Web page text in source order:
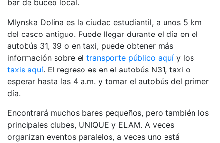
bar de buceo local.
Mlynska Dolina es la ciudad estudiantil, a unos 5 km
del casco antiguo. Puede llegar durante el día en el
autobús 31, 39 o en taxi, puede obtener más
información sobre el transporte público aquí y los
taxis aquí. El regreso es en el autobús N31, taxi o
esperar hasta las 4 a.m. y tomar el autobús del primer
día.
Encontrará muchos bares pequeños, pero también los
principales clubes, UNIQUE y ELAM. A veces
organizan eventos paralelos, a veces uno está